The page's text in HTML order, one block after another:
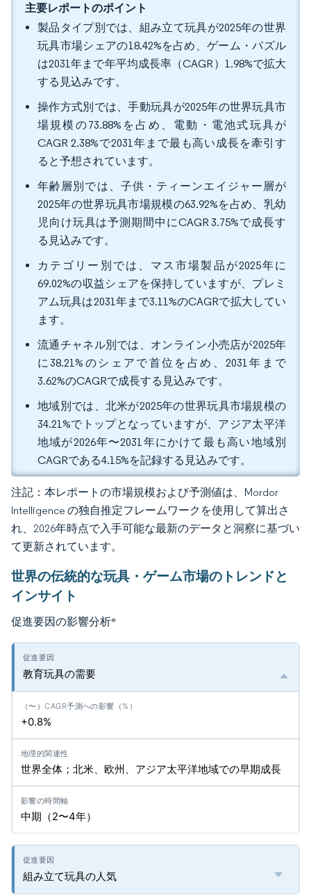
主要レポートのポイント
製品タイプ別では、組み立て玩具が2025年の世界
玩具市場シェアの18.42%を占め、ゲーム・パズル
は2031年まで年平均成長率（CAGR）1.98%で拡大
する見込みです。
操作方式別では、手動玩具が2025年の世界玩具市
場規模の73.88%を占め、電動・電池式玩具が
CAGR 2.38%で2031年まで最も高い成長を牽引す
ると予想されています。
年齢層別では、子供・ティーンエイジャー層が
2025年の世界玩具市場規模の63.92%を占め、乳幼
児向け玩具は予測期間中にCAGR 3.75%で成長す
る見込みです。
カテゴリー別では、マス市場製品が2025年に
69.02%の収益シェアを保持していますが、プレミ
アム玩具は2031年まで3.11%のCAGRで拡大してい
ます。
流通チャネル別では、オンライン小売店が2025年
に38.21%のシェアで首位を占め、2031年まで
3.62%のCAGRで成長する見込みです。
地域別では、北米が2025年の世界玩具市場規模の
34.21%でトップとなっていますが、アジア太平洋
地域が2026年〜2031年にかけて最も高い地域別
CAGRである4.15%を記録する見込みです。
注記：本レポートの市場規模および予測値は、Mordor
Intelligence の独自推定フレームワークを使用して算出さ
れ、2026年時点で入手可能な最新のデータと洞察に基づい
て更新されています。
世界の伝統的な玩具・ゲーム市場のトレンドと
インサイト
促進要因の影響分析*
教育玩具の需要
+0.8%
世界全体；北米、欧州、アジア太平洋地域での早期成長
中期（2〜4年）
組み立て玩具の人気